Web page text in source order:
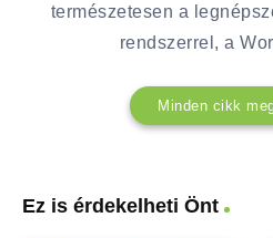
természetesen a
rendszerrel, a
Minden cikk
Ez is érdekelheti Önt